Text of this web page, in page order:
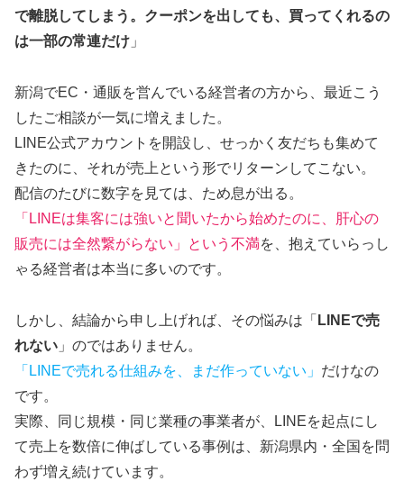
で離脱してしまう。クーポンを出しても、買ってくれるの
は一部の常連だけ 」
新潟でEC・通販を営んでいる経営者の方から、最近こう
したご相談が一気に増えました。
LINE公式アカウントを開設し、せっかく友だちも集めて
きたのに、それが売上という形でリターンしてこない。
配信のたびに数字を見ては、ため息が出る。
「LINEは集客には強いと聞いたから始めたのに、肝心の
販売には全然繋がらない」という不満を、抱えていらっし
ゃる経営者は本当に多いのです。
しかし、結論から申し上げれば、その悩みは「 LINEで売
れない 」のではありません。
「LINEで売れる仕組みを、まだ作っていない」 だけなの
です。
実際、同じ規模・同じ業種の事業者が、LINEを起点にし
て売上を数倍に伸ばしている事例は、新潟県内・全国を問
わず増え続けています。